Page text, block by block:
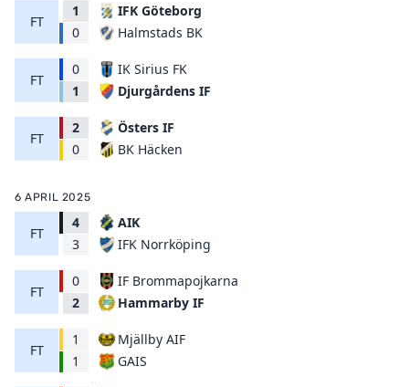
FT
1
0
IFK Göteborg
Halmstads BK
FT
0
1
IK Sirius FK
Djurgårdens IF
FT
2
0
Östers IF
BK Häcken
6 APRIL 2025
FT
4
3
AIK
IFK Norrköping
FT
0
2
IF Brommapojkarna
Hammarby IF
FT
1
1
Mjällby AIF
GAIS